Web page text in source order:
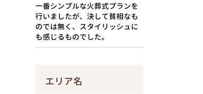
一番シンプルな火葬式プランを
行いましたが、決して貧相なも
のでは無く、スタイリッシュに
も感じるものでした。
エリア名